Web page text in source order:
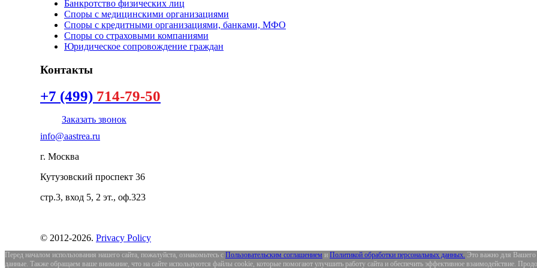
Банкротство физических лиц
Споры с медицинскими организациями
Споры с кредитными организациями, банками, МФО
Споры со страховыми компаниями
Юридическое сопровождение граждан
Контакты
+7 (499) 714-79-50
Заказать звонок
info@aastrea.ru
г. Москва
Кутузовский проспект 36
стр.3, вход 5, 2 эт., оф.323
© 2012-2026. Privacy Policy
Перед началом использования нашего сайта, пожалуйста, ознакомьтесь с Пользовательским соглашением и Политикой обработки персональных данных. Это важно для
данные. Также обращаем ваше внимание, что на сайте используются файлы cookie, которые помогают улучшить работу сайта и обеспечить эффективное взаимодействие.